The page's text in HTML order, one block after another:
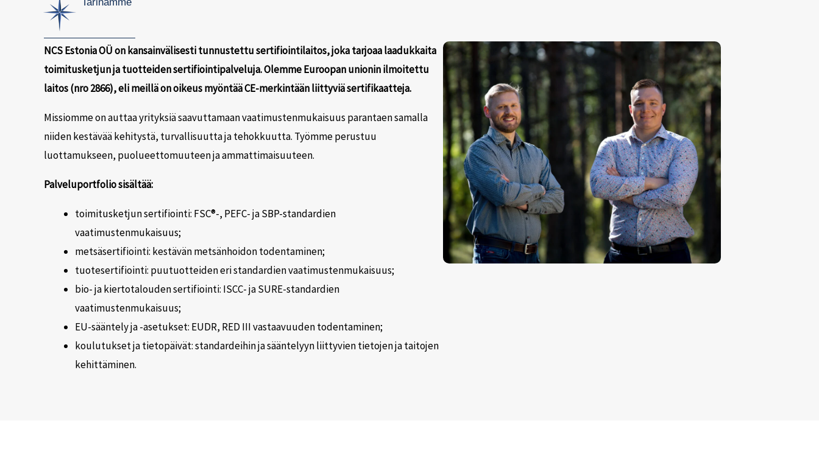
NCS Estonia OÜ on kansainvälisesti tunnustettu sertifiointilaitos, joka tarjoaa laadukkaita
toimitusketjun ja tuotteiden sertifiointipalveluja. Olemme Euroopan unionin ilmoitettu
laitos (nro 2866), eli meillä on oikeus myöntää CE-merkintään liittyviä sertifikaatteja.
Missiomme on auttaa yrityksiä saavuttamaan vaatimustenmukaisuus parantaen samalla
niiden kestävää kehitystä, turvallisuutta ja tehokkuutta. Työmme perustuu
luottamukseen, puolueettomuuteen ja ammattimaisuuteen.
Palveluportfolio sisältää:
toimitusketjun sertifiointi: FSC®-, PEFC- ja SBP-standardien
vaatimustenmukaisuus;
metsäsertifiointi: kestävän metsänhoidon todentaminen;
tuotesertifiointi: puutuotteiden eri standardien vaatimustenmukaisuus;
bio- ja kiertotalouden sertifiointi: ISCC- ja SURE-standardien
vaatimustenmukaisuus;
EU-sääntely ja -asetukset: EUDR, RED III vastaavuuden todentaminen;
koulutukset ja tietopäivät: standardeihin ja sääntelyyn liittyvien tietojen ja taitojen
kehittäminen.